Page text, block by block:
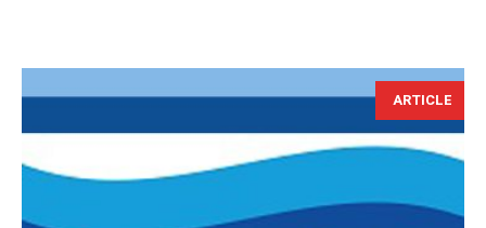
ARTICLE